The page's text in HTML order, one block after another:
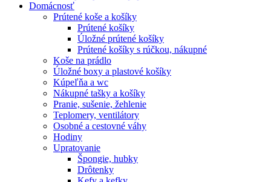
Domácnosť
Prútené koše a košíky
Prútené košíky
Úložné prútené košíky
Prútené košíky s rúčkou, nákupné
Koše na prádlo
Úložné boxy a plastové košíky
Kúpeľňa a wc
Nákupné tašky a košíky
Pranie, sušenie, žehlenie
Teplomery, ventilátory
Osobné a cestovné váhy
Hodiny
Upratovanie
Špongie, hubky
Drôtenky